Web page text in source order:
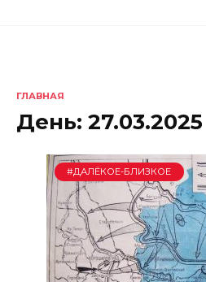
ГЛАВНАЯ
День: 27.03.2025
#ДАЛЁКОЕ-БЛИЗКОЕ